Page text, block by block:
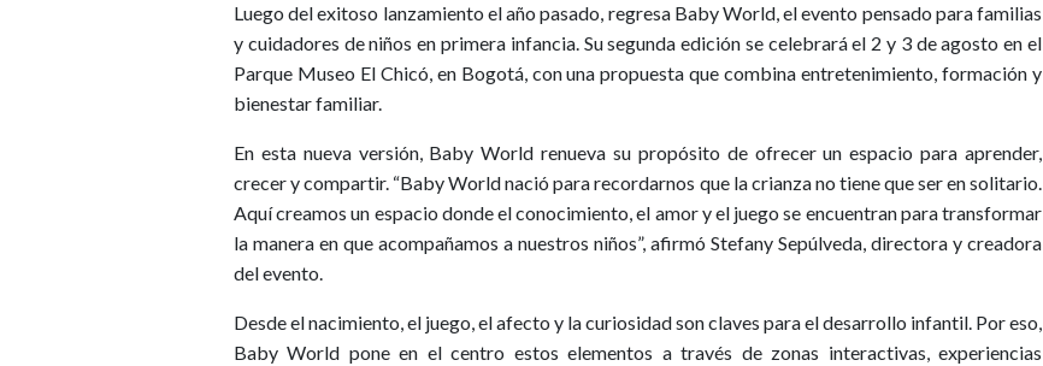
Luego del exitoso lanzamiento el año pasado, regresa Baby World, el evento pensado para familias
y cuidadores de niños en primera infancia. Su segunda edición se celebrará el 2 y 3 de agosto en el
Parque Museo El Chicó, en Bogotá, con una propuesta que combina entretenimiento, formación y
bienestar familiar.
En esta nueva versión, Baby World renueva su propósito de ofrecer un espacio para aprender,
crecer y compartir. “Baby World nació para recordarnos que la crianza no tiene que ser en solitario.
Aquí creamos un espacio donde el conocimiento, el amor y el juego se encuentran para transformar
la manera en que acompañamos a nuestros niños”, afirmó Stefany Sepúlveda, directora y creadora
del evento.
Desde el nacimiento, el juego, el afecto y la curiosidad son claves para el desarrollo infantil. Por eso,
Baby World pone en el centro estos elementos a través de zonas interactivas, experiencias